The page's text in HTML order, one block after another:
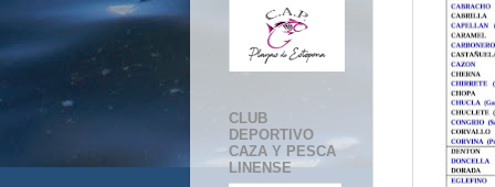
CLUB
DEPORTIVO
CAZA Y PESCA
LINENSE